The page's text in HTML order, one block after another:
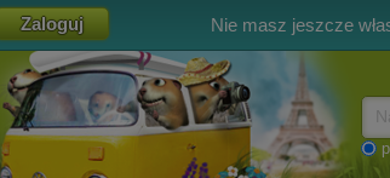
Nie masz jeszcze